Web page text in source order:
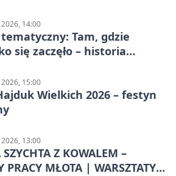
14:00
Tam, gdzie
się zaczęło – historia
15:00
Wielkich 2026 – festyn
13:00
Z KOWALEM –
PRACY MŁOTA | WARSZTATY